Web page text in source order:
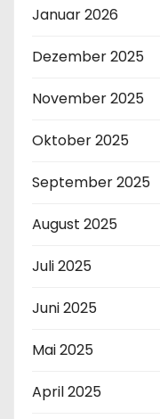
Januar 2026
Dezember 2025
November 2025
Oktober 2025
September 2025
August 2025
Juli 2025
Juni 2025
Mai 2025
April 2025